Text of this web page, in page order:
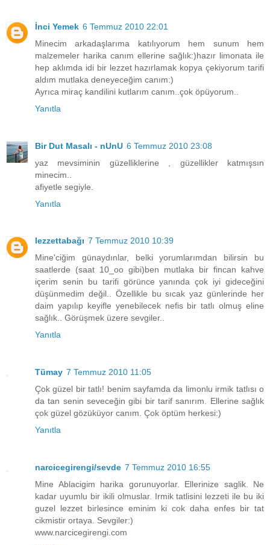
İnci Yemek 6 Temmuz 2010 22:01
Minecim arkadaşlarıma katılıyorum hem sunum hem
malzemeler harika canım ellerine sağlık:)hazır limonata ile
hep aklımda idi bir lezzet hazırlamak kopya çekiyorum tarifi
aldım mutlaka deneyeceğim canım:)
Ayrıca miraç kandilini kutlarım canım..çok öpüyorum..
Yanıtla
Bir Dut Masalı - nUnU 6 Temmuz 2010 23:08
yaz mevsiminin güzelliklerine , güzellikler katmışsın
minecim..
afiyetle segiyle.
Yanıtla
lezzettabağı 7 Temmuz 2010 10:39
Mine'ciğim günaydınlar, belki yorumlarımdan bilirsin bu
saatlerde (saat 10_oo gibi)ben mutlaka bir fincan kahve
içerim senin bu tarifi görünce yanında çok iyi gideceğini
düşünmedim değil.. Özellikle bu sıcak yaz günlerinde her
daim yapılıp keyifle yenebilecek nefis bir tatlı olmuş eline
sağlık.. Görüşmek üzere sevgiler..
Yanıtla
Tümay 7 Temmuz 2010 11:05
Çok güzel bir tatlı! benim sayfamda da limonlu irmik tatlısı o
da tan senin seveceğin gibi bir tarif sanırım. Ellerine sağlık
çok güzel gözüküyor canım. Çok öptüm herkesi:)
Yanıtla
narcicegirengi/sevde 7 Temmuz 2010 16:55
Mine Ablacigim harika gorunuyorlar. Ellerinize saglik. Ne
kadar uyumlu bir ikili olmuslar. Irmik tatlisini lezzeti ile bu iki
guzel lezzet birlesince eminim ki cok daha enfes bir tat
cikmistir ortaya. Sevgiler:)
www.narcicegirengi.com